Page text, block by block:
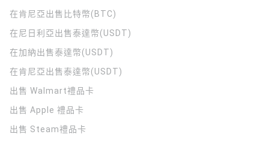
在肯尼亞出售比特幣(BTC)
在尼日利亞出售泰達幣(USDT)
在加納出售泰達幣(USDT)
在肯尼亞出售泰達幣(USDT)
出售 Walmart禮品卡
出售 Apple 禮品卡
出售 Steam禮品卡